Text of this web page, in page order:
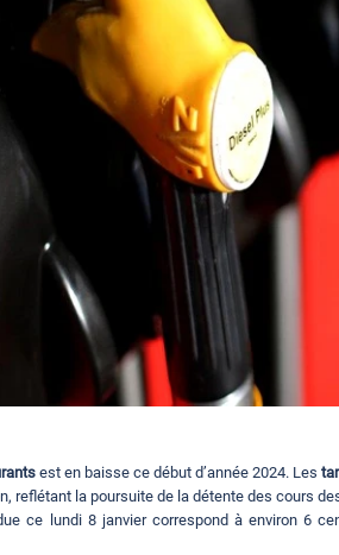
est en baisse ce début d’année 2024. Les
reflétant la poursuite de la détente des cours
ce lundi 8 janvier correspond à environ 6